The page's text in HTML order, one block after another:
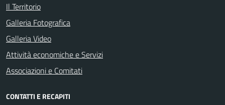
Il Territorio
Galleria Fotografica
Galleria Video
Attività economiche e Servizi
Associazioni e Comitati
CONTATTI E RECAPITI